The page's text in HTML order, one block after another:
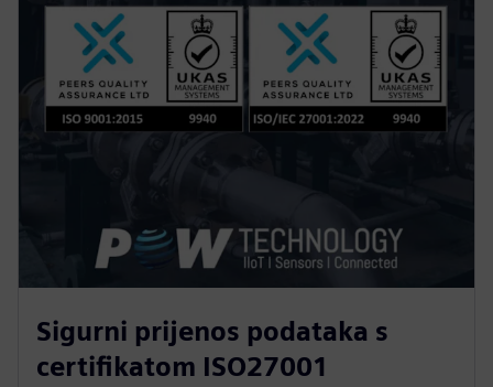
Sigurni prijenos podataka s
certifikatom ISO27001